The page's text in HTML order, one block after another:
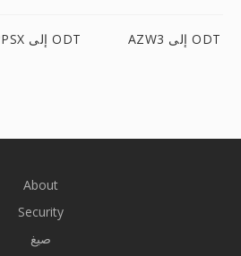
PPSX إلى ODT AZW3 إلى ODT
About
Security
صيغ